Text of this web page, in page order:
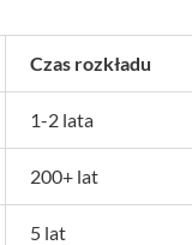
Czas rozkładu
1-2 lata
200+ lat
5 lat